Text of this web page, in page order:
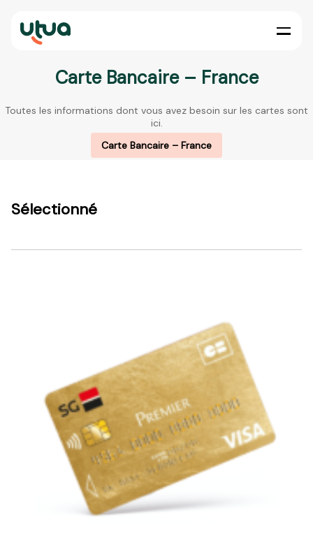
Carte Bancaire – France
Toutes les informations dont vous avez besoin sur les cartes sont
ici.
Carte Bancaire – France
Sélectionné